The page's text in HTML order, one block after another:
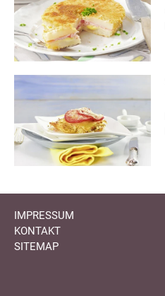
IMPRESSUM
KONTAKT
SITEMAP